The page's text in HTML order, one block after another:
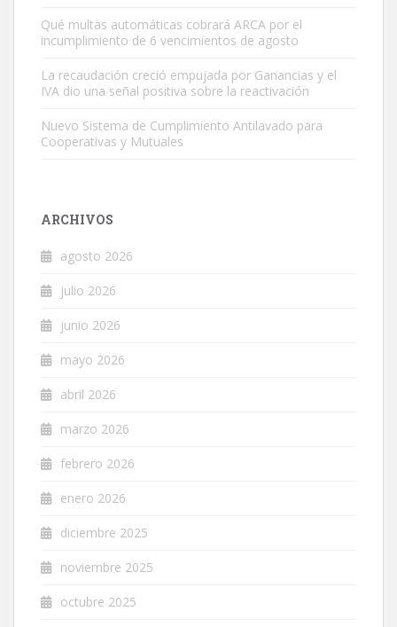
Qué multas automáticas cobrará ARCA por el
incumplimiento de 6 vencimientos de agosto
La recaudación creció empujada por Ganancias y el
IVA dio una señal positiva sobre la reactivación
Nuevo Sistema de Cumplimiento Antilavado para
Cooperativas y Mutuales
ARCHIVOS
agosto 2026
julio 2026
junio 2026
mayo 2026
abril 2026
marzo 2026
febrero 2026
enero 2026
diciembre 2025
noviembre 2025
octubre 2025